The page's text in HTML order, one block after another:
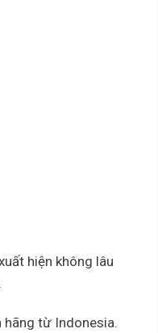
hiện không lâu
hãng từ Indonesia.